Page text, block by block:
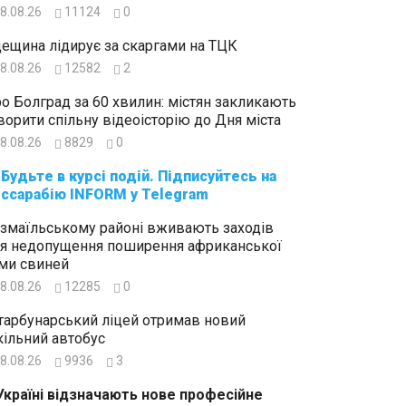
INFORM у Telegram
11124 0
лідирує за скаргами на ТЦК
12582 2
Болград за 60 хвилин: містян закликають
спільну відеоісторію до Дня міста
8829 0
районі вживають заходів
недопущення поширення африканської
свиней
12285 0
ліцей отримав новий
автобус
9936 3
відзначають нове професійне